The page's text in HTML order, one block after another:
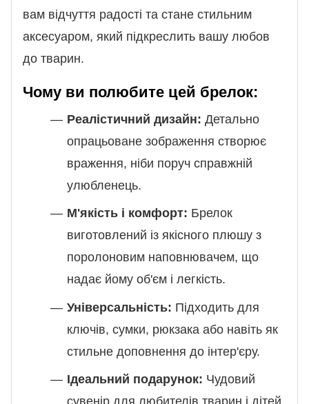
вам відчуття радості та стане стильним
аксесуаром, який підкреслить вашу любов
до тварин.
Чому ви полюбите цей брелок:
Реалістичний дизайн: Детально
опрацьоване зображення створює
враження, ніби поруч справжній
улюбленець.
М'якість і комфорт: Брелок
виготовлений із якісного плюшу з
поролоновим наповнювачем, що
надає йому об'єм і легкість.
Універсальність: Підходить для
ключів, сумки, рюкзака або навіть як
стильне доповнення до інтер'єру.
Ідеальний подарунок: Чудовий
сувенір для любителів тварин і дітей,